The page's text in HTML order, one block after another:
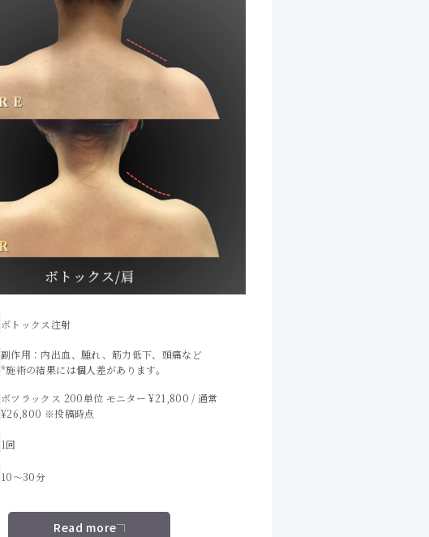
ボトックス注射
副作用：内出血、腫れ、筋力低下、頭痛など
*施術の結果には個人差があります。
ボツラックス 200単位 モニター ¥21,800 / 通常
¥26,800 ※投稿時点
1回
10〜30分
Read more